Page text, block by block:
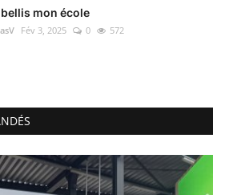
mon école
Fév 3, 2025 0 572